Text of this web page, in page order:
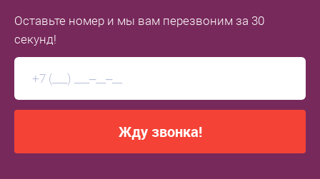
Оставьте номер и мы вам перезвоним за 30
секунд!
Жду звонка!